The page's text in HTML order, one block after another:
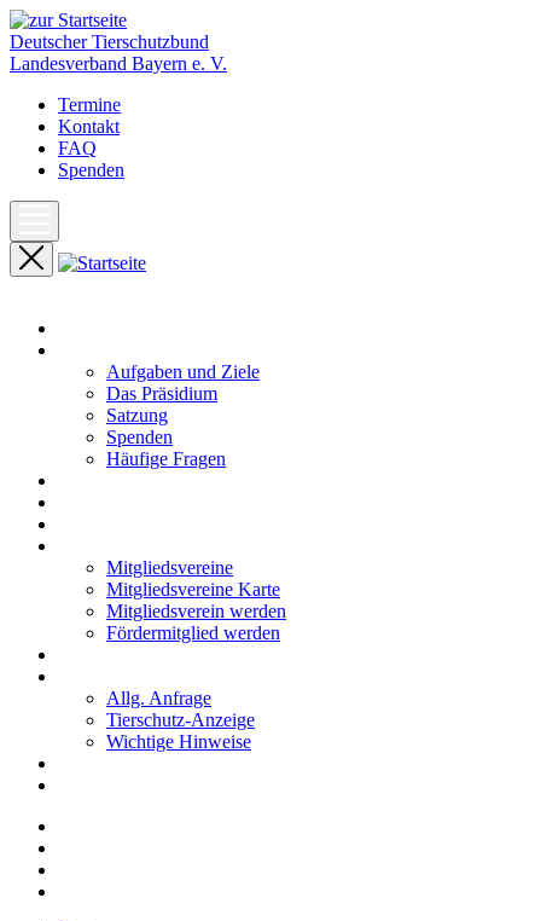
Deutscher Tierschutzbund
Landesverband Bayern e. V.
Termine
Kontakt
FAQ
Spenden
Aufgaben und Ziele
Das Präsidium
Satzung
Spenden
Häufige Fragen
Mitgliedsvereine
Mitgliedsvereine Karte
Mitgliedsverein werden
Fördermitglied werden
Allg. Anfrage
Tierschutz-Anzeige
Wichtige Hinweise